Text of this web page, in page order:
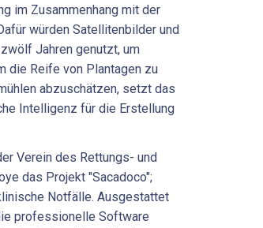
im Zusammenhang mit der
würden Satellitenbilder und
Jahren genutzt, um
die Reife von Plantagen zu
abzuschätzen, setzt das
Intelligenz für die Erstellung
Verein des Rettungs- und
das Projekt "Sacadoco";
Notfälle. Ausgestattet
professionelle Software